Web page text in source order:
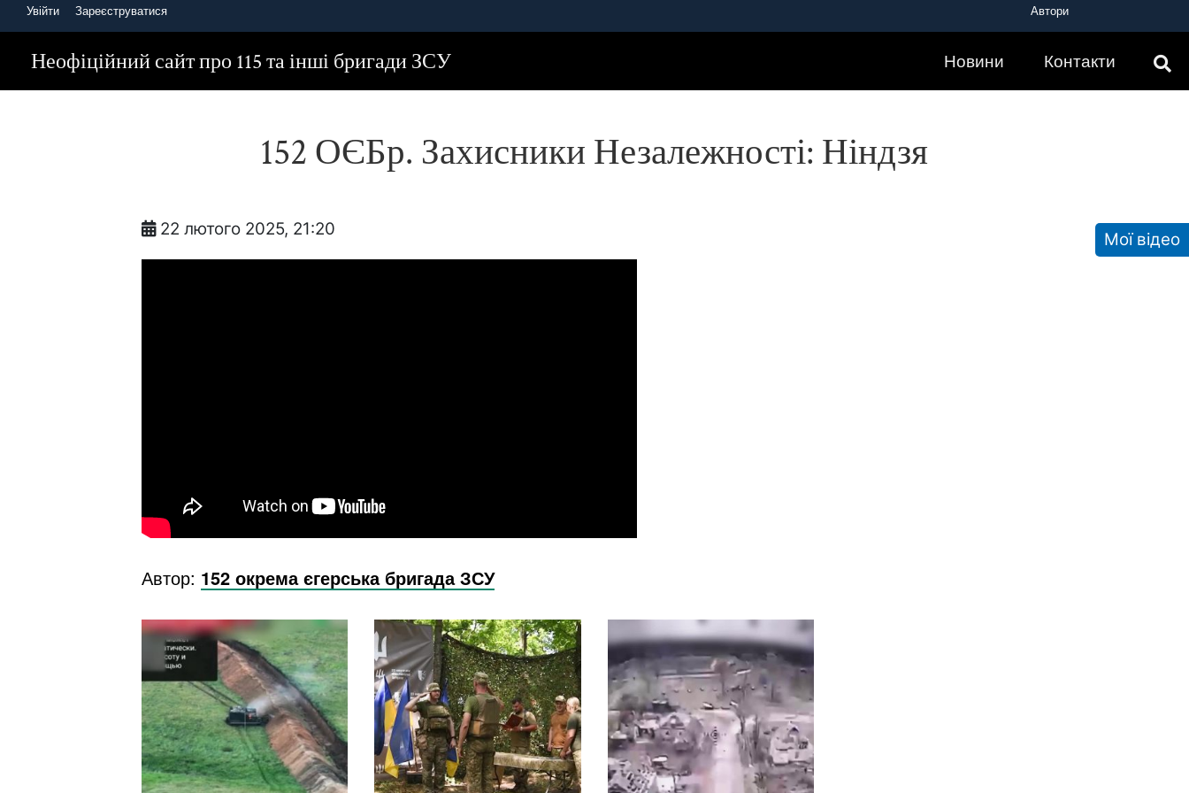
Увійти Зареєструватися Автори
Неофіційний сайт про 115 та інші бригади ЗСУ Новини Контакти
Головна Новини з фронту 152 ОЄБр. Захисники Незалежності: Ніндзя
152 ОЄБр. Захисники Незалежності: Ніндзя
22 лютого 2025, 21:20
Автор: 152 окрема єгерська бригада ЗСУ
Мої відео